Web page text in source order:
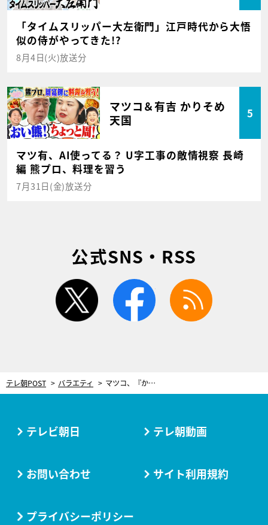
「タイムスリッパー大左衛門」江戸時代から大悟
似の侍がやってきた!?
8月4日(火)放送分
マツコ＆有吉 かりそめ
天国
5
マツ有、AI使ってる？ U字工事の敵情視察 長崎
編 熊プロ、料理を習う
7月31日(金)放送分
公式SNS・RSS
twitter facebook
テレ朝POST バラエティ マツコ、『かりそめ天国』で初めてのロケ！大久保佳代子と本気のサシ飲み実現
テレビ朝日 テレ朝動画
お問い合わせ サイト利用規約
プライバシーポリシー